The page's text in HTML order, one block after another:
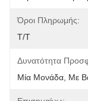
Όροι Πληρωμής:
Τ/Τ
Δυνατότητα
Μία Μονάδα, Με